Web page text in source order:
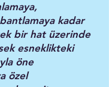
kadar
bir hat üzerinde
esneklikteki
öne
özel